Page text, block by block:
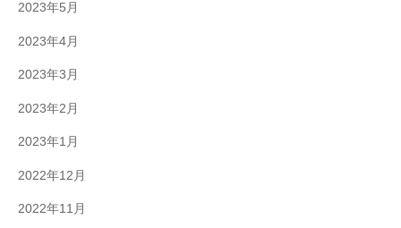
2023年5月
2023年4月
2023年3月
2023年2月
2023年1月
2022年12月
2022年11月